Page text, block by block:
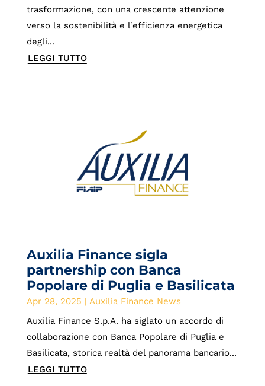
trasformazione, con una crescente attenzione
verso la sostenibilità e l’efficienza energetica
degli...
LEGGI TUTTO
Auxilia Finance sigla
partnership con Banca
Popolare di Puglia e Basilicata
Apr 28, 2025 | Auxilia Finance News
Auxilia Finance S.p.A. ha siglato un accordo di
collaborazione con Banca Popolare di Puglia e
Basilicata, storica realtà del panorama bancario...
LEGGI TUTTO